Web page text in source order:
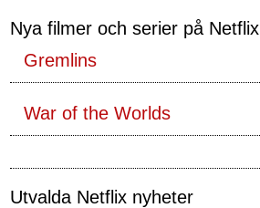
Nya filmer och serier på Netflix
Gremlins
War of the Worlds
Utvalda Netflix nyheter